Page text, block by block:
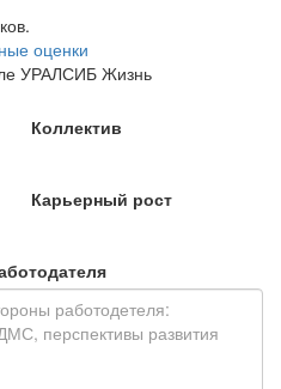
оценки
УРАЛСИБ Жизнь
Коллектив
Карьерный рост